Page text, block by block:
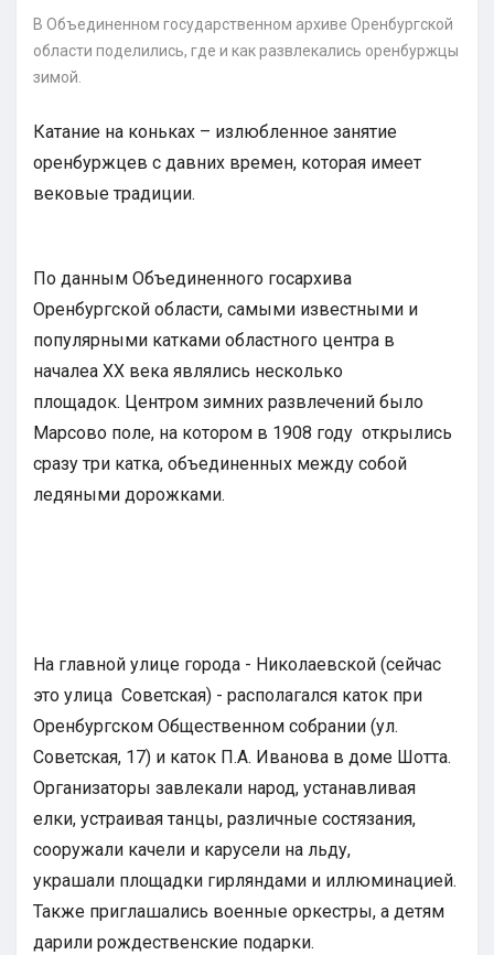
В Объединенном государственном архиве Оренбургской
области поделились, где и как развлекались оренбуржцы
зимой.
Катание на коньках – излюбленное занятие
оренбуржцев с давних времен, которая имеет
вековые традиции.
По данным Объединенного госархива
Оренбургской области, самыми известными и
популярными катками областного центра в
началеа XX века являлись несколько
площадок. Центром зимних развлечений было
Марсово поле, на котором в 1908 году открылись
сразу три катка, объединенных между собой
ледяными дорожками.
На главной улице города - Николаевской (сейчас
это улица Советская) - располагался каток при
Оренбургском Общественном собрании (ул.
Советская, 17) и каток П.А. Иванова в доме Шотта.
Организаторы завлекали народ, устанавливая
елки, устраивая танцы, различные состязания,
сооружали качели и карусели на льду,
украшали площадки гирляндами и иллюминацией.
Также приглашались военные оркестры, а детям
дарили рождественские подарки.